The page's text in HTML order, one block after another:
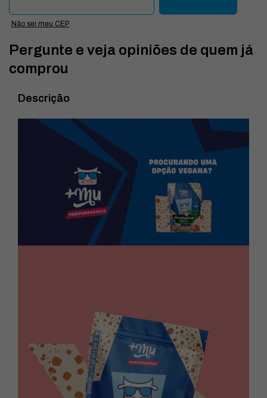
Não sei meu CEP
Pergunte e veja opiniões de quem já
comprou
Descrição